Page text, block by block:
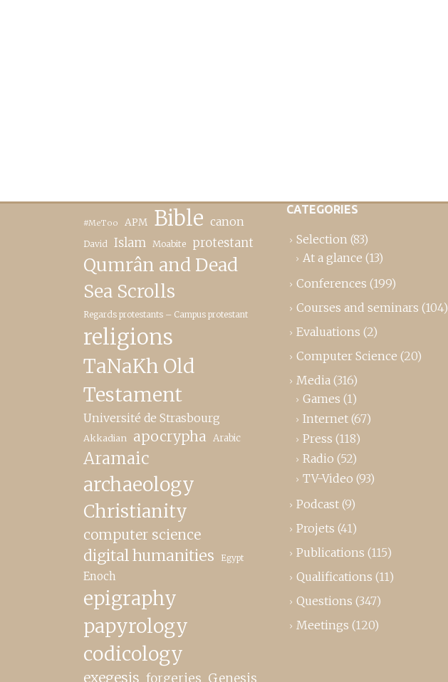
#MeToo APM Bible canon
David Islam Moabite protestant
Qumrân and Dead
Sea Scrolls
Regards protestants – Campus protestant
religions
TaNaKh Old
Testament
Université de Strasbourg
Akkadian apocrypha Arabic
Aramaic
archaeology
Christianity
computer science
digital humanities Egypt
Enoch
epigraphy
papyrology
codicology
exegesis forgeries Genesis
CATEGORIES
Selection (83)
At a glance (13)
Conferences (199)
Courses and seminars (104)
Evaluations (2)
Computer Science (20)
Media (316)
Games (1)
Internet (67)
Press (118)
Radio (52)
TV-Video (93)
Podcast (9)
Projets (41)
Publications (115)
Qualifications (11)
Questions (347)
Meetings (120)